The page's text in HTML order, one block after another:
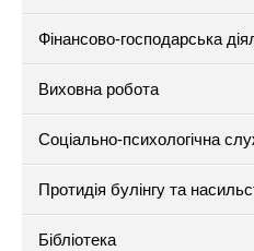
Фінансово-господарська
Виховна робота
Соціально-психологічна
Протидія булінгу та
Бібліотека